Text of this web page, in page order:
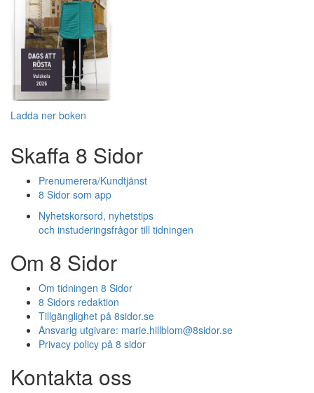
Ladda ner boken
Skaffa 8 Sidor
Prenumerera/Kundtjänst
8 Sidor som app
Nyhetskorsord, nyhetstips
och instuderingsfrågor till tidningen
Om 8 Sidor
Om tidningen 8 Sidor
8 Sidors redaktion
Tillgänglighet på 8sidor.se
Ansvarig utgivare: marie.hillblom@8sidor.se
Privacy policy på 8 sidor
Kontakta oss